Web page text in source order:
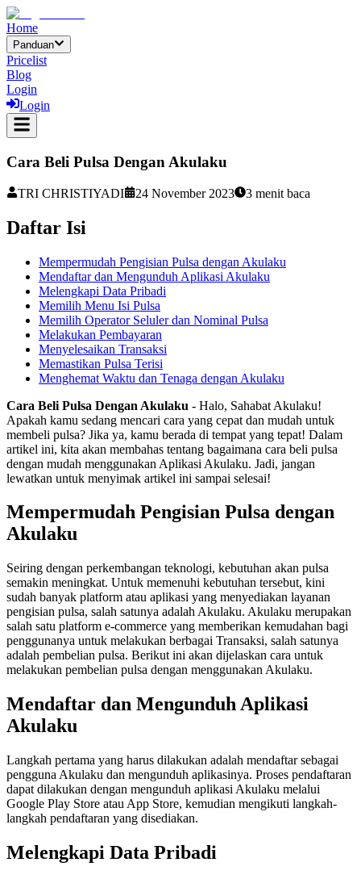
Home
Panduan
Pricelist
Blog
Login
Login
Cara Beli Pulsa Dengan Akulaku
TRI CHRISTIYADI 24 November 2023 3 menit baca
Daftar Isi
Mempermudah Pengisian Pulsa dengan Akulaku
Mendaftar dan Mengunduh Aplikasi Akulaku
Melengkapi Data Pribadi
Memilih Menu Isi Pulsa
Memilih Operator Seluler dan Nominal Pulsa
Melakukan Pembayaran
Menyelesaikan Transaksi
Memastikan Pulsa Terisi
Menghemat Waktu dan Tenaga dengan Akulaku
Cara Beli Pulsa Dengan Akulaku - Halo, Sahabat Akulaku!
Apakah kamu sedang mencari cara yang cepat dan mudah untuk
membeli pulsa? Jika ya, kamu berada di tempat yang tepat! Dalam
artikel ini, kita akan membahas tentang bagaimana cara beli pulsa
dengan mudah menggunakan Aplikasi Akulaku. Jadi, jangan
lewatkan untuk menyimak artikel ini sampai selesai!
Mempermudah Pengisian Pulsa dengan
Akulaku
Seiring dengan perkembangan teknologi, kebutuhan akan pulsa
semakin meningkat. Untuk memenuhi kebutuhan tersebut, kini
sudah banyak platform atau aplikasi yang menyediakan layanan
pengisian pulsa, salah satunya adalah Akulaku. Akulaku merupakan
salah satu platform e-commerce yang memberikan kemudahan bagi
penggunanya untuk melakukan berbagai Transaksi, salah satunya
adalah pembelian pulsa. Berikut ini akan dijelaskan cara untuk
melakukan pembelian pulsa dengan menggunakan Akulaku.
Mendaftar dan Mengunduh Aplikasi
Akulaku
Langkah pertama yang harus dilakukan adalah mendaftar sebagai
pengguna Akulaku dan mengunduh aplikasinya. Proses pendaftaran
dapat dilakukan dengan mengunduh aplikasi Akulaku melalui
Google Play Store atau App Store, kemudian mengikuti langkah-
langkah pendaftaran yang disediakan.
Melengkapi Data Pribadi